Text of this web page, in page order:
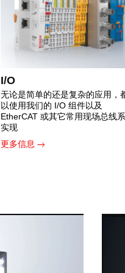
I/O
无论是简单的还是复杂的应用，
以使用我们的 I/O 组件以及
EtherCAT 或其它常用现场总线
实现
更多信息